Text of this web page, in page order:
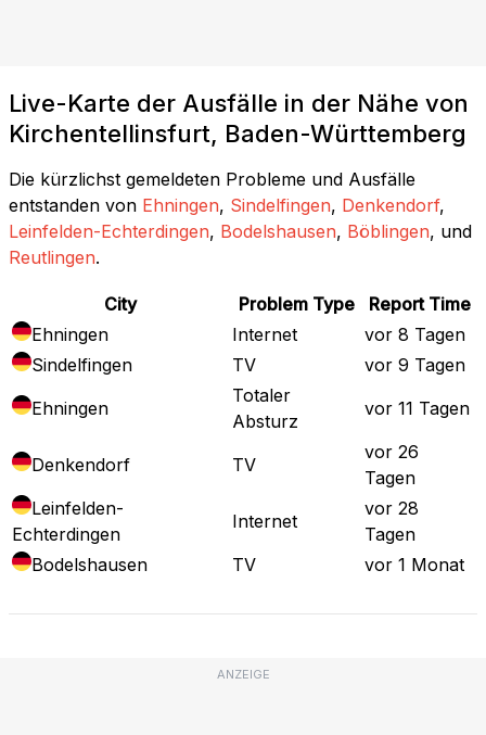
Live-Karte der Ausfälle in der Nähe von
Kirchentellinsfurt, Baden-Württemberg
Die kürzlichst gemeldeten Probleme und Ausfälle
entstanden von Ehningen, Sindelfingen, Denkendorf,
Leinfelden-Echterdingen, Bodelshausen, Böblingen, und
Reutlingen.
City Problem Type
Report Time
Ehningen
Internet
vor 8 Tagen
Sindelfingen
TV
vor 9 Tagen
Ehningen
Totaler
Absturz
vor 11 Tagen
Denkendorf TV
vor 26
Tagen
Leinfelden-
Echterdingen
Internet
vor 28
Tagen
Bodelshausen
TV vor 1 Monat
ANZEIGE